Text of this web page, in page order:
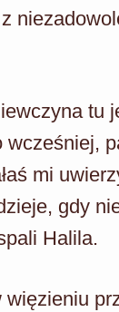
tu
mi
gdy
Halila.